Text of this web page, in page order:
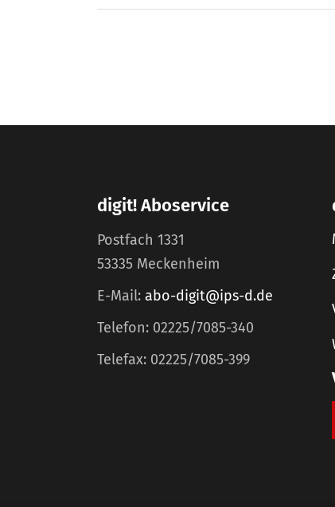
digit! Aboservice
Postfach 1331
53335 Meckenheim
E-Mail: abo-digit@ips-d.de
Telefon: 02225/7085-340
Telefax: 02225/7085-399